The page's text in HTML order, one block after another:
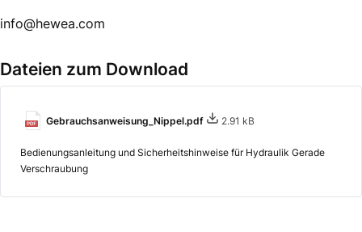
info@hewea.com
Dateien zum Download
Gebrauchsanweisung_Nippel.pdf 2.91 kB
Bedienungsanleitung und Sicherheitshinweise für Hydraulik Gerade
Verschraubung